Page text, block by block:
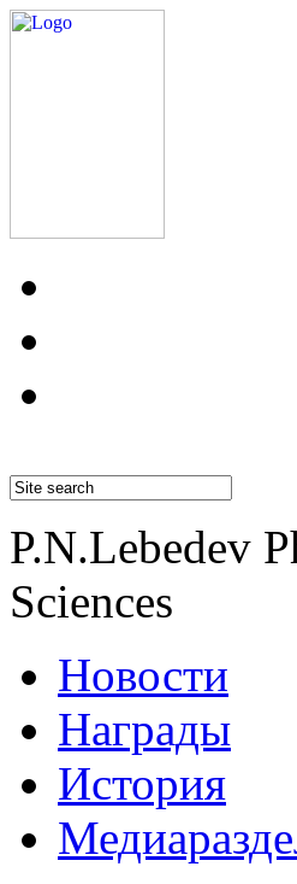
P.N.Lebedev
Sciences
Новости
Награды
История